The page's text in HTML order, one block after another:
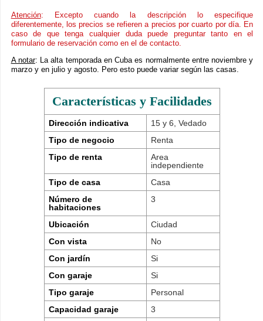
Atención: Excepto cuando la descripción lo especifique
diferentemente, los precios se refieren a precios por cuarto por día. En
caso de que tenga cualquier duda puede preguntar tanto en el
formulario de reservación como en el de contacto.
A notar: La alta temporada en Cuba es normalmente entre noviembre y
marzo y en julio y agosto. Pero esto puede variar según las casas.
Características y Facilidades
Dirección indicativa
15 y 6, Vedado
Tipo de negocio
Renta
Tipo de renta
Area
independiente
Tipo de casa
Casa
Número de
habitaciones
3
Ubicación
Ciudad
Con vista
No
Con jardín
Si
Con garaje
Si
Tipo garaje
Personal
Capacidad garaje
3